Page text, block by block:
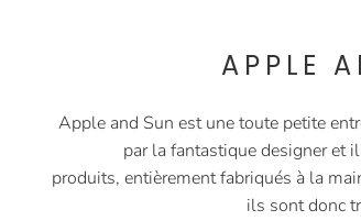
APPLE
Apple and Sun est une toute petite
par la fantastique designer et
produits, entièrement fabriqués à la
ils sont donc